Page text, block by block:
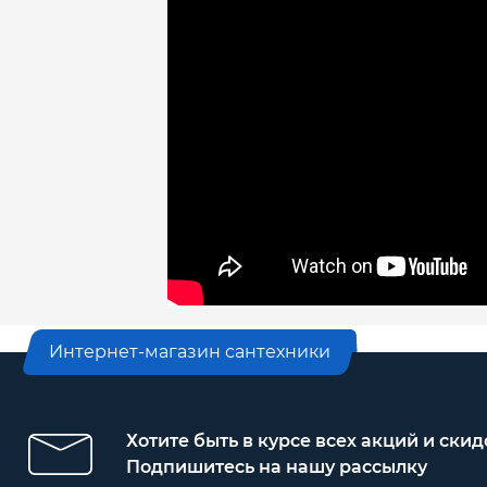
Интернет-магазин сантехники
Хотите быть в курсе всех акций и
Подпишитесь на нашу рассылку